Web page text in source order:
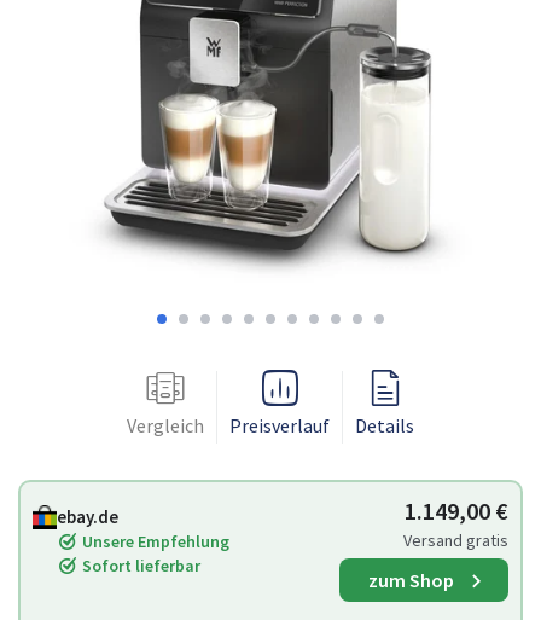
Vergleich Preisverlauf Details
ebay.de
Unsere Empfehlung
Sofort lieferbar
1.149,00 €
Versand gratis
zum Shop